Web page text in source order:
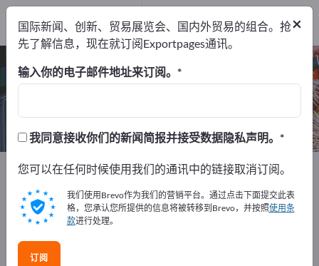
静音压缩机 – 查找制造商和供应商
2 2
出口商2
制造商2
Exportpages 机器和设备 液压与气动技术
压缩机
静音压缩机
在Exportpages免費刊登廣告！
需求 – 供應 – 二手商品 – 商業聯繫 >> 由此開始
×
国际新闻、创新、贸易展览会、国内外贸易的组合。抢
先了解信息，现在就订阅Exportpages通讯。
输入你的电子邮件地址来订阅。
我同意接收你们的新闻简报并接受数据隐私声明。
您可以在任何时候使用我们的通讯中的链接取消订阅。
我们使用Brevo作为我们的营销平台。通过点击下面提交此表
格，您承认您所提供的信息将被转移到Brevo，并按照使用条
款进行处理。
订阅